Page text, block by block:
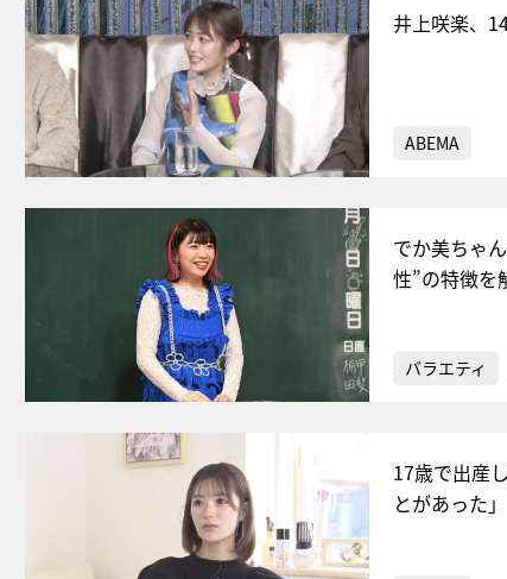
井上咲楽、
ABEMA
でか美ちゃ
性”の特徴を
バラエティ
17歳で出産
とがあった」